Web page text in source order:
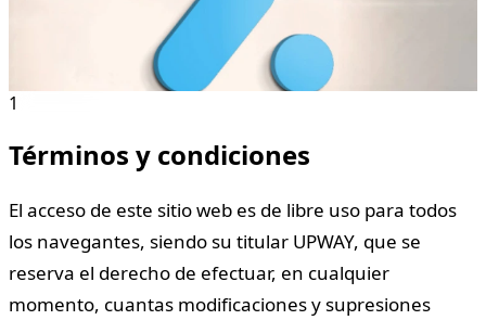
1
Términos y condiciones
El acceso de este sitio web es de libre uso para todos
los navegantes, siendo su titular UPWAY, que se
reserva el derecho de efectuar, en cualquier
momento, cuantas modificaciones y supresiones